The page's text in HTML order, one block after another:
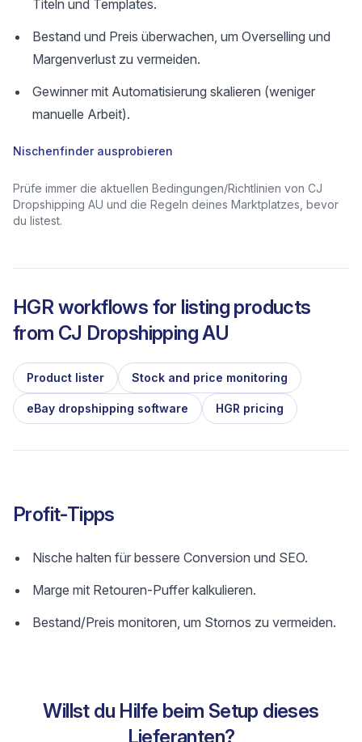
Titeln und Templates.
Bestand und Preis überwachen, um Overselling und
Margenverlust zu vermeiden.
Gewinner mit Automatisierung skalieren (weniger
manuelle Arbeit).
Nischenfinder ausprobieren
Prüfe immer die aktuellen Bedingungen/Richtlinien von CJ
Dropshipping AU und die Regeln deines Marktplatzes, bevor
du listest.
HGR workflows for listing products
from CJ Dropshipping AU
Product lister Stock and price monitoring
eBay dropshipping software HGR pricing
Profit-Tipps
Nische halten für bessere Conversion und SEO.
Marge mit Retouren-Puffer kalkulieren.
Bestand/Preis monitoren, um Stornos zu vermeiden.
Willst du Hilfe beim Setup dieses
Lieferanten?